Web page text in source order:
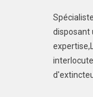
disposant